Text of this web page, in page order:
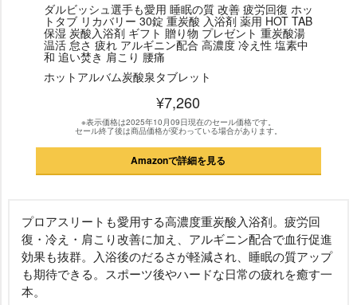
ダルビッシュ選手も愛用 睡眠の質 改善 疲労回復 ホッ
トタブ リカバリー 30錠 重炭酸 入浴剤 薬用 HOT TAB
保湿 炭酸入浴剤 ギフト 贈り物 プレゼント 重炭酸湯
温活 怠さ 疲れ アルギニン配合 高濃度 冷え性 塩素中
和 追い焚き 肩こり 腰痛
ホットアルバム炭酸泉タブレット
¥7,260
※表示価格は2025年10月09日現在のセール価格です。
セール終了後は商品価格が変わっている場合があります。
Amazonで詳細を見る
プロアスリートも愛用する高濃度重炭酸入浴剤。疲労回
復・冷え・肩こり改善に加え、アルギニン配合で血行促進
効果も抜群。入浴後のだるさが軽減され、睡眠の質アップ
も期待できる。スポーツ後やハードな日常の疲れを癒す一
本。